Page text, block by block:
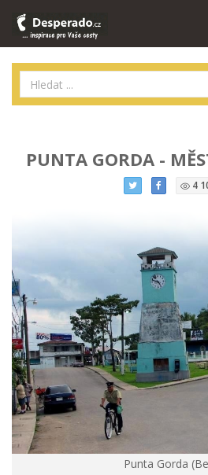
PUNTA GORDA -
4
Punta Gorda